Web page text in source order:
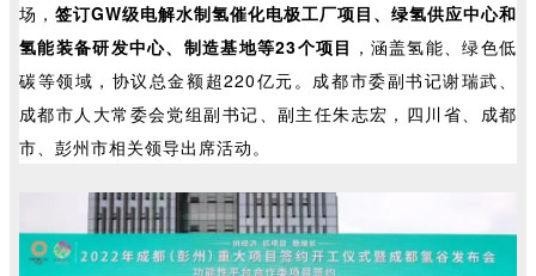
场， 签订GW级电解水制氢催化电极工厂项目、绿氢供应中心和
氢能装备研发中心、制造基地等23个项目 ，涵盖氢能、绿色低
碳等领域，协议总金额超220亿元。成都市委副书记谢瑞武、
成都市人大常委会党组副书记、副主任朱志宏，四川省、成都
市、彭州市相关领导出席活动。